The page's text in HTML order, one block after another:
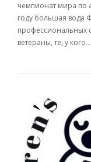
чемпионат мира по
году большая вода
профессиональных
ветераны, те, у кого…